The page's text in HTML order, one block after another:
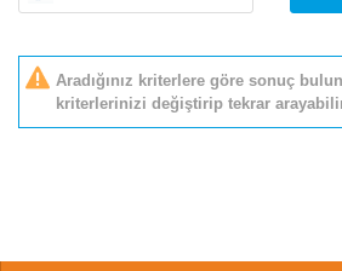
Aradığınız kriterlere göre sonuç
kriterlerinizi değiştirip tekrar